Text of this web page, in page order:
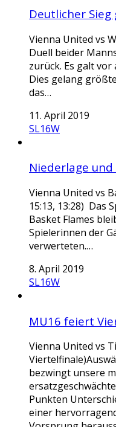
Deutlicher Sieg
Vienna United vs
Duell beider
zurück. Es galt vor
Dies gelang
das…
11. April 2019
SL16W
Niederlage und
Vienna United vs
15:13, 13:28) Das
Basket Flames
Spielerinnen der
verwerteten.…
8. April 2019
SL16W
MU16 feiert
Vienna United vs
bezwingt unsere
Punkten
einer